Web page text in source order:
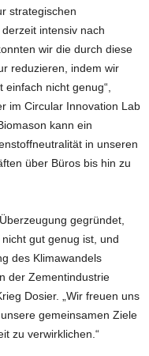
strategischen
intensiv nach
wir die durch diese
reduzieren, indem wir
nicht genug“,
im Circular Innovation Lab
kann ein
in unseren
über Büros bis hin zu
gegründet,
gut genug ist, und
des Klimawandels
der Zementindustrie
Dosier. „Wir freuen uns
gemeinsamen Ziele
zu verwirklichen.“